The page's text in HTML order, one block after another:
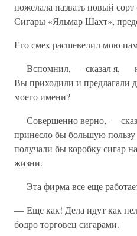
пожелала назвать новый
Сигары «Яльмар Шахт»,
Его смех расшевелил мою
— Вспомнил, — сказал я, —
Вы приходили и предлагали
моего имени?
— Совершенно верно, —
принесло бы большую
получали бы коробку сигар
жизни.
— Эта фирма все еще
— Еще как! Дела идут как
бодро торговец сигарами.